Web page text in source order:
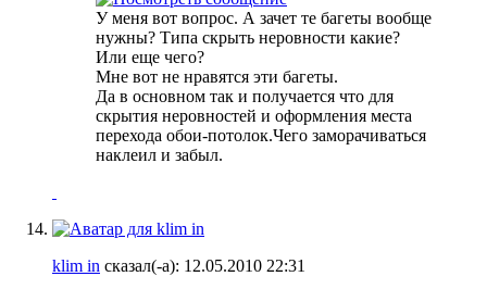
У меня вот вопрос. А зачет те багеты вообще
нужны? Типа скрыть неровности какие?
Или еще чего?
Мне вот не нравятся эти багеты.
Да в основном так и получается что для
скрытия неровностей и оформления места
перехода обои-потолок.Чего заморачиваться
наклеил и забыл.
klim in сказал(-а): 12.05.2010 22:31